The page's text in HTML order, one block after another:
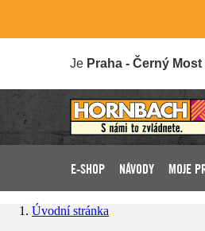
Je Praha - Černý Most
E-SHOP NÁVODY MOJE
Úvodní stránka